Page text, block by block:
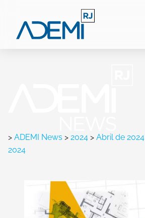
> ADEMI News > 2024 > Abril de 2024
2024